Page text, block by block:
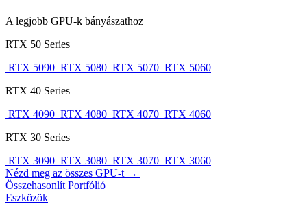
A legjobb GPU-k bányászathoz
RTX 50 Series
RTX 5090 RTX 5080 RTX 5070 RTX 5060
RTX 40 Series
RTX 4090 RTX 4080 RTX 4070 RTX 4060
RTX 30 Series
RTX 3090 RTX 3080 RTX 3070 RTX 3060
Nézd meg az összes GPU-t →
Összehasonlít Portfólió
Eszközök